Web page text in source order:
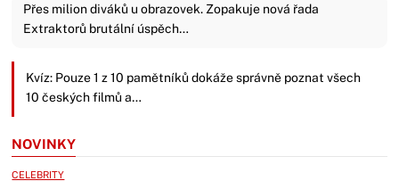
Přes milion diváků u obrazovek. Zopakuje nová řada
Extraktorů brutální úspěch…
Kvíz: Pouze 1 z 10 pamětníků dokáže správně poznat všech
10 českých filmů a…
NOVINKY
CELEBRITY